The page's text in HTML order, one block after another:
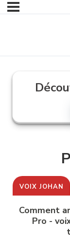
VOIX JOHAN
Comment
Pro -